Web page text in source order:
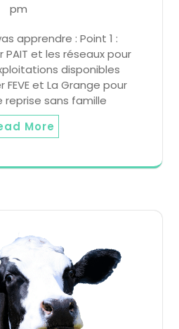
pm
apprendre : Point 1 :
et les réseaux pour
disponibles
FEVE et La Grange pour
reprise sans famille
More